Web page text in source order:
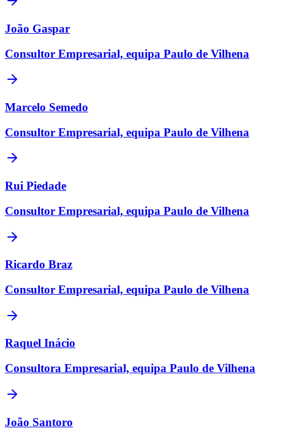
João Gaspar
Consultor Empresarial, equipa Paulo de Vilhena
Marcelo Semedo
Consultor Empresarial, equipa Paulo de Vilhena
Rui Piedade
Consultor Empresarial, equipa Paulo de Vilhena
Ricardo Braz
Consultor Empresarial, equipa Paulo de Vilhena
Raquel Inácio
Consultora Empresarial, equipa Paulo de Vilhena
João Santoro